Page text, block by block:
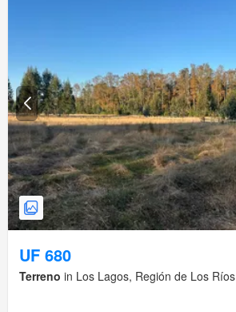
UF 680
Terreno in Los Lagos, Región de Los Ríos